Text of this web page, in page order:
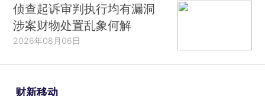
侦查起诉审判执行均有漏洞
涉案财物处置乱象何解
2026年08月06日
财新移动